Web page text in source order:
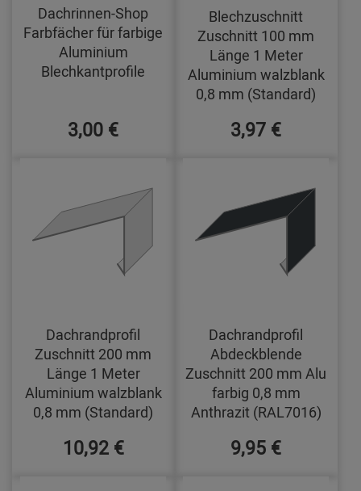
Dachrinnen-Shop
Farbfächer für farbige
Aluminium
Blechkantprofile
3,00 €
Blechzuschnitt
Zuschnitt 100 mm
Länge 1 Meter
Aluminium walzblank
0,8 mm (Standard)
3,97 €
Dachrandprofil
Zuschnitt 200 mm
Länge 1 Meter
Aluminium walzblank
0,8 mm (Standard)
10,92 €
Dachrandprofil
Abdeckblende
Zuschnitt 200 mm Alu
farbig 0,8 mm
Anthrazit (RAL7016)
9,95 €